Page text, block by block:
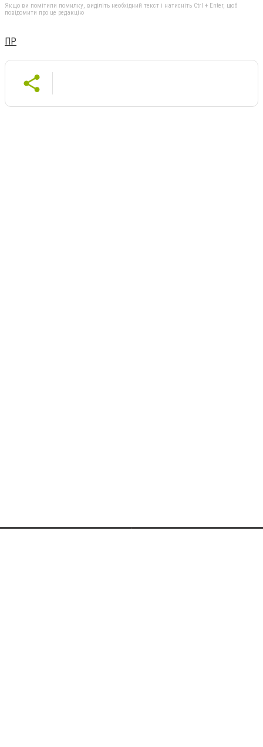
Якщо ви помітили помилку, виділіть необхідний текст і натисніть Ctrl + Enter, щоб
повідомити про це редакцію
ПР